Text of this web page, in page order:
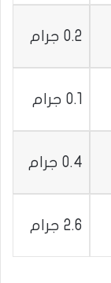
0.2 جرام
0.1 جرام
0.4 جرام
2.6 جرام